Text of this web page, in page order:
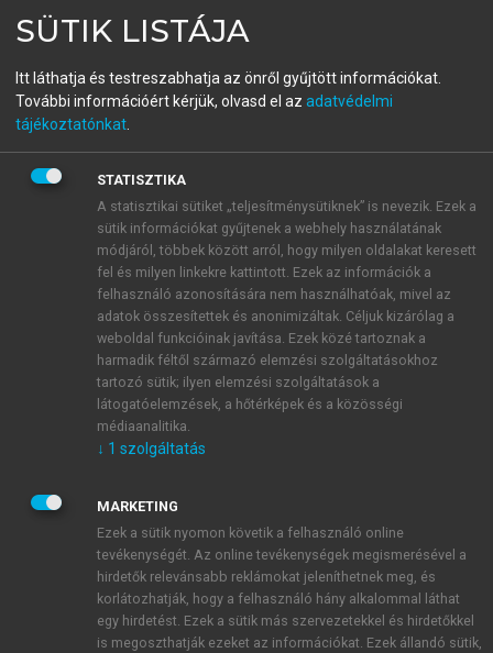
fiókoddal,vagy hozz létre új fiókot.
A regisztráció után apróbaidőszakautomatikusan
BELÉPÉS SAJÁT FIÓKKAL
ÚJ FIÓK LÉTREHOZÁSA
1 óra díjmentes hozzáférés
E-MAIL-CÍM
JELSZÓ
JELSZÓ ÚJRA
SÜTIK LISTÁJA
Itt láthatja és testreszabhatja az önről gyűjtött információkat.
További információért kérjük, olvasd el az adatvédelmi
tájékoztatónkat
STATISZTIKA
A statisztikai sütiket „teljesítménysütiknek” is nevezik. Ezek a
sütik információkat gyűjtenek a webhely használatának
módjáról, többek között arról, hogy milyen oldalakat keresett
fel és milyen linkekre kattintott. Ezek az információk a
felhasználó azonosítására nem használhatóak, mivel az
adatok összesítettek és anonimizáltak. Céljuk kizárólag a
weboldal funkcióinak javítása. Ezek közé tartoznak a
harmadik féltől származó elemzési szolgáltatásokhoz
tartozó sütik; ilyen elemzési szolgáltatások a
látogatóelemzések, a hőtérképek és a közösségi
médiaanalitika.
↓ 1 szolgáltatás
MARKETING
Ezek a sütik nyomon követik a felhasználó online
tevékenységét. Az online tevékenységek megismerésével a
hirdetők relevánsabb reklámokat jeleníthetnek meg, és
korlátozhatják, hogy a felhasználó hány alkalommal láthat
egy hirdetést. Ezek a sütik más szervezetekkel és hirdetőkkel
is megoszthatják ezeket az információkat. Ezek állandó sütik,